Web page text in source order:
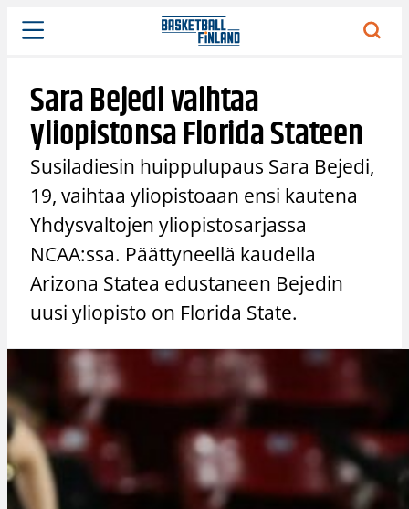
Siirry
sisältöön
Sara Bejedi vaihtaa
yliopistonsa Florida Stateen
Susiladiesin huippulupaus Sara Bejedi,
19, vaihtaa yliopistoaan ensi kautena
Yhdysvaltojen yliopistosarjassa
NCAA:ssa. Päättyneellä kaudella
Arizona Statea edustaneen Bejedin
uusi yliopisto on Florida State.